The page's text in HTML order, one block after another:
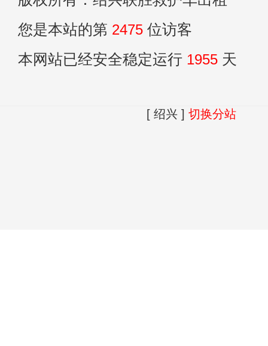
您是本站的第 2475 位访客
本网站已经安全稳定运行 1955 天
[ 绍兴 ] 切换分站